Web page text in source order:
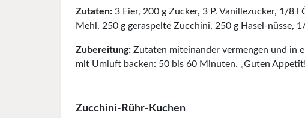
Zutaten: 3 Eier, 200 g Zucker, 3 P. Vanillezucker, 1/8 l
Mehl, 250 g geraspelte Zucchini, 250 g Ha­­sel-nüsse,
Zubereitung: Zutaten miteinander vermengen und in
mit Umluft backen: 50 bis 60 Minuten. „Guten
Zucchini-Rühr-Kuchen